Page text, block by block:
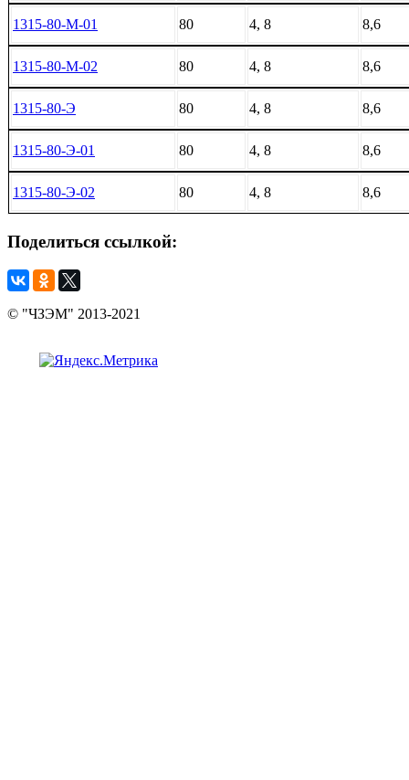
1315-80-М-01 80 4, 8 8,6
1315-80-М-02 80 4, 8 8,6
1315-80-Э 80 4, 8 8,6
1315-80-Э-01 80 4, 8 8,6
1315-80-Э-02 80 4, 8 8,6
Поделиться ссылкой:
© "ЧЗЭМ" 2013-2021